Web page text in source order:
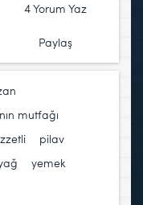
4 Yorum Yaz
Paylaş
mutfağı
pilav
yemek